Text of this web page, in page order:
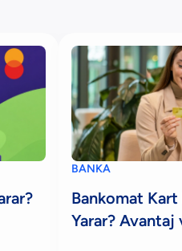
BANKA
Bankomat
Yarar?